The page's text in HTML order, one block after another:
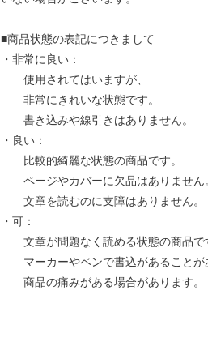
■商品状態の表記につきまして
・非常に良い：
使用されてはいますが、
非常にきれいな状態です。
書き込みや線引きはありません。
・良い：
比較的綺麗な状態の商品です。
ページやカバーに欠品はありません
文章を読むのに支障はありません。
・可：
文章が問題なく読める状態の商品で
マーカーやペンで書込があることが
商品の痛みがある場合があります。